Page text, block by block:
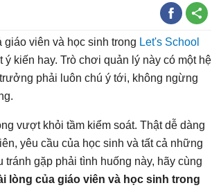
giáo viên và học sinh trong Let's School
kiến hay. Trò chơi quản lý này có một hệ
phải luôn chú ý tới, không ngừng
vượt khỏi tầm kiểm soát. Thật dễ dàng
yêu cầu của học sinh và tất cả những
gặp phải tình huống này, hãy cùng
lòng của giáo viên và học sinh trong